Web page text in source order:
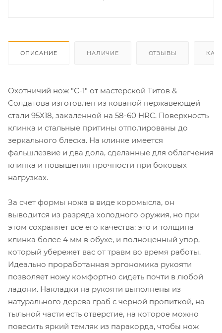
ОПИСАНИЕ НАЛИЧИЕ ОТЗЫВЫ КАК
Охотничий нож "С-1" от мастерской Титов &
Солдатова изготовлен из кованой нержавеющей
стали 95Х18, закаленной на 58-60 HRC. Поверхность
клинка и стальные притины отполированы до
зеркального блеска. На клинке имеется
фальшлезвие и два дола, сделанные для облегчения
клинка и повышения прочности при боковых
нагрузках.
За счет формы ножа в виде коромысла, он
выводится из разряда холодного оружия, но при
этом сохраняет все его качества: это и толщина
клинка более 4 мм в обухе, и полноценный упор,
который убережет вас от травм во время работы.
Идеально проработанная эргономика рукояти
позволяет ножу комфортно сидеть почти в любой
ладони. Накладки на рукояти выполнены из
натурального дерева граб с черной пропиткой, на
тыльной части есть отверстие, на которое можно
повесить яркий темляк из паракорда, чтобы нож